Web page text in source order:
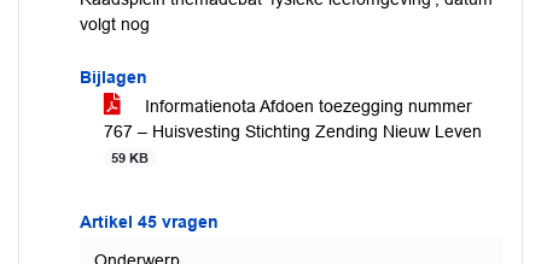
volgt nog
Bijlagen
Informatienota Afdoen toezegging nummer
767 – Huisvesting Stichting Zending Nieuw Leven
59 KB
Artikel 45 vragen